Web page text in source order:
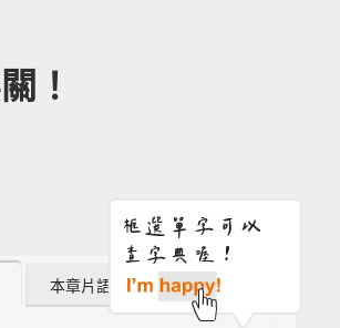
！
本章片語 (0)